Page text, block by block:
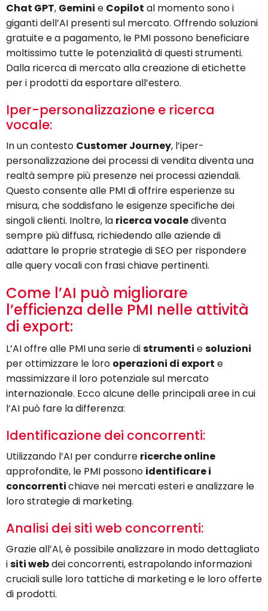
Chat GPT, Gemini e Copilot al momento sono i
giganti dell’AI presenti sul mercato. Offrendo soluzioni
gratuite e a pagamento, le PMI possono beneficiare
moltissimo tutte le potenzialità di questi strumenti.
Dalla ricerca di mercato alla creazione di etichette
per i prodotti da esportare all’estero.
Iper-personalizzazione e ricerca
vocale:
In un contesto Customer Journey, l’iper-
personalizzazione dei processi di vendita diventa una
realtà sempre più presenze nei processi aziendali.
Questo consente alle PMI di offrire esperienze su
misura, che soddisfano le esigenze specifiche dei
singoli clienti. Inoltre, la ricerca vocalediventa
sempre più diffusa, richiedendo alle aziende di
adattare le proprie strategie di SEO per rispondere
alle query vocali con frasi chiave pertinenti.
Come l’AI può migliorare
l’efficienza delle PMI nelle attività
di export:
L’AI offre alle PMI una serie distrumenti esoluzioni
per ottimizzare le loro operazioni di export e
massimizzare il loro potenziale sul mercato
internazionale. Ecco alcune delle principali aree in cui
l’AI può fare la differenza:
Identificazione dei concorrenti:
Utilizzando l’AI per condurre ricerche online
approfondite, le PMI possono identificare i
concorrentichiave nei mercati esteri e analizzare le
loro strategie di marketing.
Analisi dei siti web concorrenti:
Grazie all’AI, è possibile analizzare in modo dettagliato
isiti webdei concorrenti, estrapolando informazioni
cruciali sulle loro tattiche di marketing e le loro offerte
di prodotti.